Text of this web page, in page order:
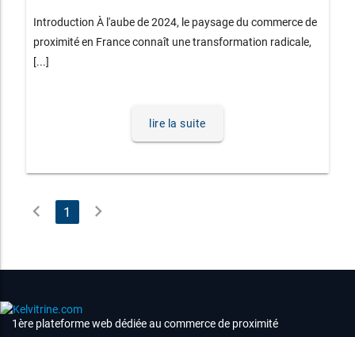
Introduction À l'aube de 2024, le paysage du commerce de
proximité en France connaît une transformation radicale,
[...]
lire la suite
chevron_left 1 chevron_right
1ère plateforme web dédiée au commerce de proximité